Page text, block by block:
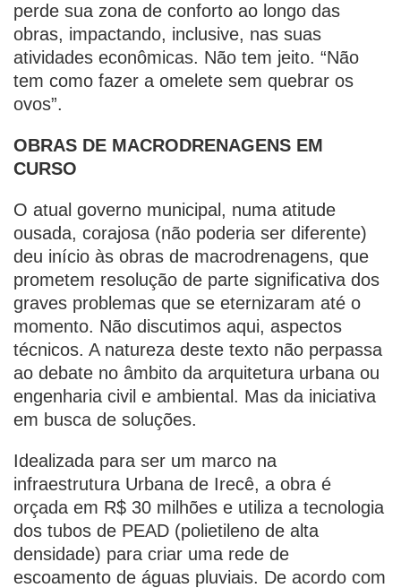
perde sua zona de conforto ao longo das
obras, impactando, inclusive, nas suas
atividades econômicas. Não tem jeito. “Não
tem como fazer a omelete sem quebrar os
ovos”.
OBRAS DE MACRODRENAGENS EM
CURSO
O atual governo municipal, numa atitude
ousada, corajosa (não poderia ser diferente)
deu início às obras de macrodrenagens, que
prometem resolução de parte significativa dos
graves problemas que se eternizaram até o
momento. Não discutimos aqui, aspectos
técnicos. A natureza deste texto não perpassa
ao debate no âmbito da arquitetura urbana ou
engenharia civil e ambiental. Mas da iniciativa
em busca de soluções.
Idealizada para ser um marco na
infraestrutura Urbana de Irecê, a obra é
orçada em R$ 30 milhões e utiliza a tecnologia
dos tubos de PEAD (polietileno de alta
densidade) para criar uma rede de
escoamento de águas pluviais. De acordo com